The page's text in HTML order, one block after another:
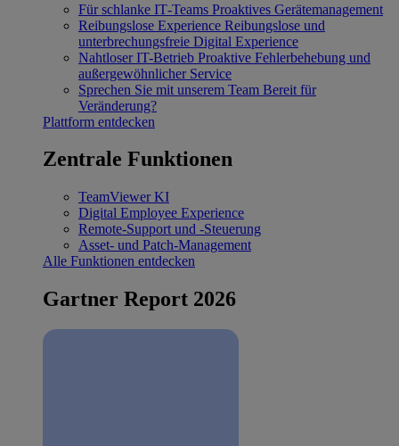
Für schlanke IT‐Teams Proaktives Gerätemanagement
Reibungslose Experience Reibungslose und
unterbrechungsfreie Digital Experience
Nahtloser IT-Betrieb Proaktive Fehlerbehebung und
außergewöhnlicher Service
Sprechen Sie mit unserem Team Bereit für
Veränderung?
Plattform entdecken
Zentrale Funktionen
TeamViewer KI
Digital Employee Experience
Remote-Support und -Steuerung
Asset- und Patch-Management
Alle Funktionen entdecken
Gartner Report 2026